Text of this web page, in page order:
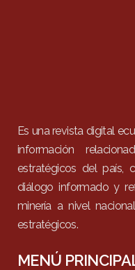
Es una revista digital
información
estratégicos del país,
diálogo informado y
minería a nivel
estratégicos.
MENÚ